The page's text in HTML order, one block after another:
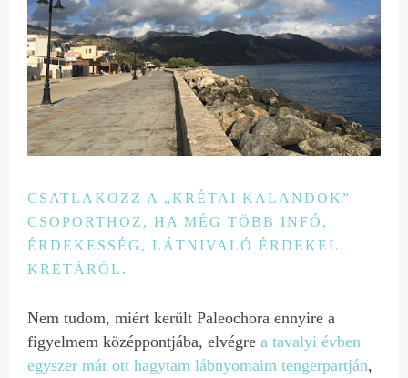
CSATLAKOZZ A „KRÉTAI KALANDOK”
CSOPORTHOZ, HA MÉG TÖBB INFÓ,
ÉRDEKESSÉG, LÁTNIVALÓ ÉRDEKEL
KRÉTÁRÓL.
Nem tudom, miért került Paleochora ennyire a
figyelmem középpontjába, elvégrea tavalyi évben
egyszer már ott hagytam lábnyomaim tengerpartján,